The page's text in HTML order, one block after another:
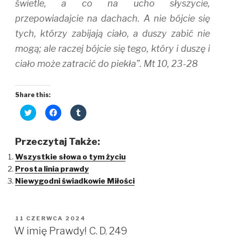
świetle, a co na ucho słyszycie,
przepowiadajcie na dachach. A nie bójcie się
tych, którzy zabijają ciało, a duszy zabić nie
mogą; ale raczej bójcie się tego, który i duszę i
ciało może zatracić do piekła”. Mt 10, 23-28
Share this:
C
l
t
s
h
a
r
e
i
t
t
e
C
l
t
s
h
a
r
e
c
e
b
o
C
l
t
s
h
a
r
e
m
b
l
r
Przeczytaj Także:
Wszystkie słowa o tym życiu
Prosta linia prawdy
Niewygodni świadkowie Miłości
OPUBLIKOWANE
W
11 CZERWCA 2024
W imię Prawdy! C. D. 249